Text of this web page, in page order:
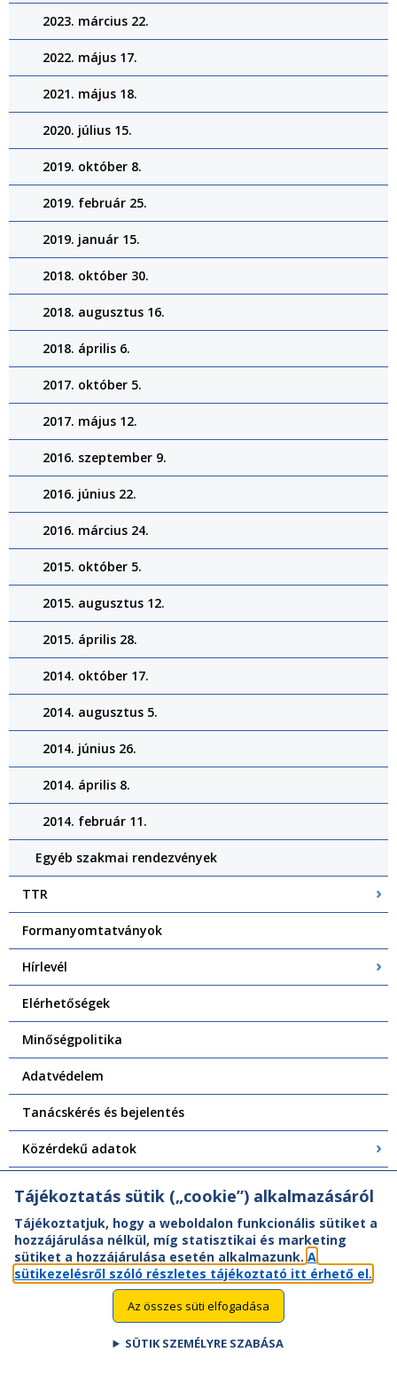
2023. március 22.
2022. május 17.
2021. május 18.
2020. július 15.
2019. október 8.
2019. február 25.
2019. január 15.
2018. október 30.
2018. augusztus 16.
2018. április 6.
2017. október 5.
2017. május 12.
2016. szeptember 9.
2016. június 22.
2016. március 24.
2015. október 5.
2015. augusztus 12.
2015. április 28.
2014. október 17.
2014. augusztus 5.
2014. június 26.
2014. április 8.
2014. február 11.
Egyéb szakmai rendezvények
TTR
Formanyomtatványok
Hírlevél
Elérhetőségek
Minőségpolitika
Adatvédelem
Tanácskérés és bejelentés
Közérdekű adatok
Tájékoztatás sütik („cookie”) alkalmazásáról
Tájékoztatjuk, hogy a weboldalon funkcionális sütiket a
hozzájárulása nélkül, míg statisztikai és marketing
sütiket a hozzájárulása esetén alkalmazunk. A
sütikezelésről szóló részletes tájékoztató itt érhető el.
Az összes süti elfogadása
SÜTIK SZEMÉLYRE SZABÁSA